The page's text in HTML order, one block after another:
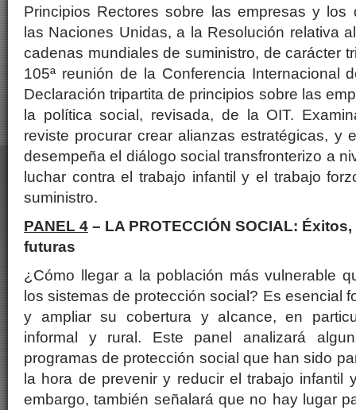
Principios Rectores sobre las empresas y los
las Naciones Unidas, a la Resolución relativa
cadenas mundiales de suministro, de carácter
105ª reunión de la Conferencia Internacional
Declaración tripartita de principios sobre las
la política social, revisada, de la OIT.
reviste procurar crear alianzas estratégicas, y
desempeña el diálogo social transfronterizo a
luchar contra el trabajo infantil y el trabajo
suministro.
PANEL 4 – LA PROTECCIÓN SOCIAL:
futuras
¿Cómo llegar a la población más vulnerable
los sistemas de protección social? Es esencial
y ampliar su cobertura y alcance, en
informal y rural. Este panel analizará
programas de protección social que han sido
la hora de prevenir y reducir el trabajo infantil
embargo, también señalará que no hay lugar